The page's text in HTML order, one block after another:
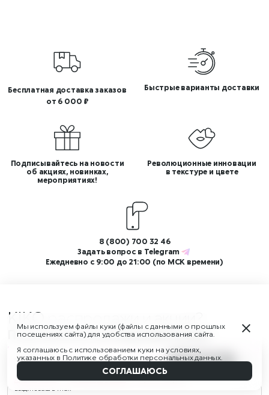
1 390 ₽ В КОРЗИНУ
Авторизуйтесьилизарегистрируйтесьи получите бонусы!
Бесплатная доставка заказов
от 6 000 ₽
Быстрые варианты доставки
Подписывайтесь на новости
об акциях, новинках,
мероприятиях!
Революционные инновации
в текстуре и цвете
8 (800) 700 32 46
Задать вопрос в Telegram
Ежедневно с 9:00 до 21:00 (по МСК времени)
KIKO
Подпишитесь на нашу рассылку!
И получите скидку 350 ₽ на первый заказ от 3 500 ₽, а также
доступ к ограниченным распродажам и новостям бренда
Наверх
Мы используем файлы куки (файлы с данными о прошлых
посещениях сайта) для удобства использования сайта.
Я соглашаюсь с использованием куки на условиях,
указанных в Политике обработки персональных данных.
СОГЛАШАЮСЬ